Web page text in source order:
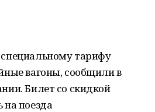
тарифу
вагоны, сообщили в
Билет со скидкой
поезда